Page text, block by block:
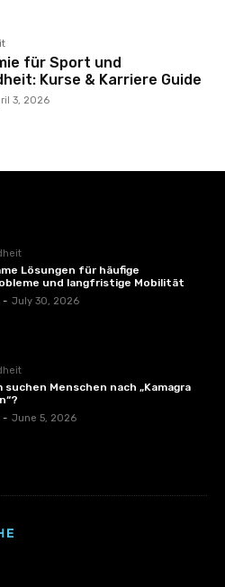
für Sport und
Kurse & Karriere Guide
3, 2026
Lösungen für häufige
und langfristige Mobilität
- July 30, 2026
suchen Menschen nach „Kamagra
- June 5, 2026